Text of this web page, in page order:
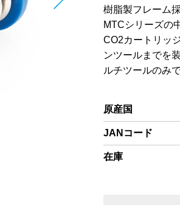
樹脂製フレーム
MTCシリーズの
CO2カートリッ
ンツールまでを
ルチツールのみ
原産国
JANコード
在庫